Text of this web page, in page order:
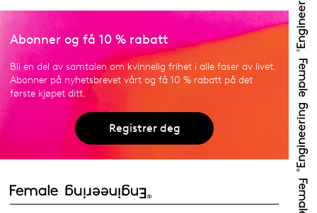
Abonner og få 10 % rabatt
Bli en del av samtalen om kvinnelig frihet i alle faser av livet.
Abonner på nyhetsbrevet vårt og få 10 % rabatt på det
første kjøpet ditt.
Registrer deg